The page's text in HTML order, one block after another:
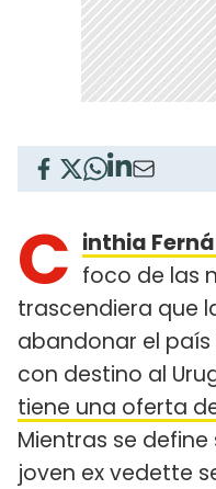
C inthia
foco de las
trascendiera que
abandonar el
con destino al
tiene una oferta
Mientras se
joven ex vedette